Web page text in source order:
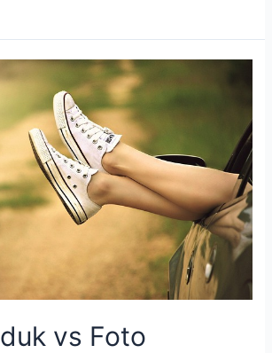
vs Foto